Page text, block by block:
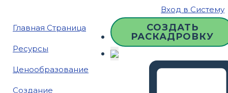
Вход в Систему
Главная Страница
Ресурсы
Ценообразование
Создание
СОЗДАТЬ
РАСКАДРОВКУ